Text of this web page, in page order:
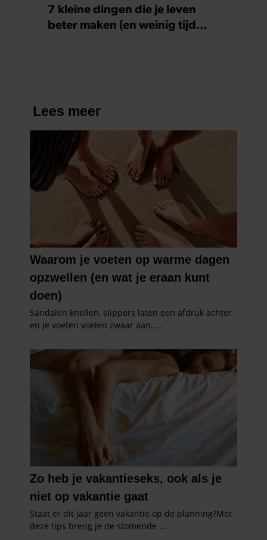
7 kleine dingen die je leven
beter maken (en weinig tijd